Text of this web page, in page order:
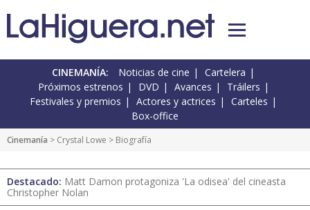
CINEMANÍA: Noticias de cine
Cartelera
Próximos estrenos
DVD Avances
Tráilers
Festivales y premios
Actores y actrices
Carteles
Box-office
Cinemanía > Crystal Lowe > Biografía
Destacado: Matt Damon protagoniza 'La odisea' del cineasta
Christopher Nolan